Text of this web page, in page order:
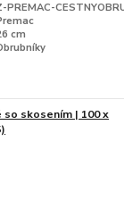
PREMAC-
cm
skosením | 100 x